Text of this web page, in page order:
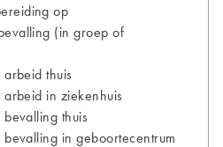
op
(in groep of
thuis
in ziekenhuis
thuis
in geboortecentrum